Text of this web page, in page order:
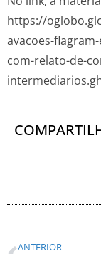
https://
avacoes-
com-relato-de-
ANTERIOR